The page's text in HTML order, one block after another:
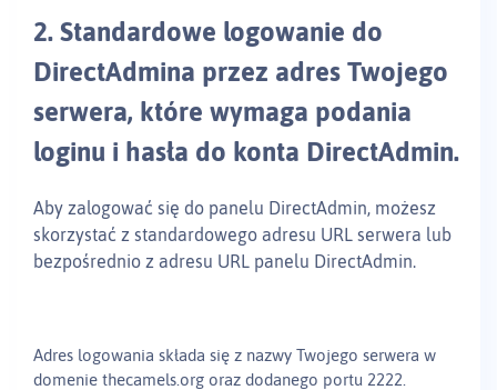
2. Standardowe logowanie do
DirectAdmina przez adres Twojego
serwera, które wymaga podania
loginu i hasła do konta DirectAdmin.
Aby zalogować się do panelu DirectAdmin, możesz
skorzystać z standardowego adresu URL serwera lub
bezpośrednio z adresu URL panelu DirectAdmin.
Adres logowania składa się z nazwy Twojego serwera w
domenie thecamels.org oraz dodanego portu 2222.